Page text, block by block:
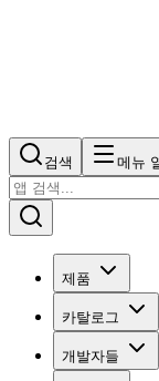
검색 메뉴
제품
카탈로그
개발자들